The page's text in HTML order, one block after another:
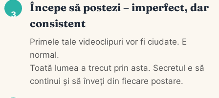
3
Începe să postezi – imperfect, dar
consistent
Primele tale videoclipuri vor fi ciudate. E
normal.
Toată lumea a trecut prin asta. Secretul e să
continui și să înveți din fiecare postare.